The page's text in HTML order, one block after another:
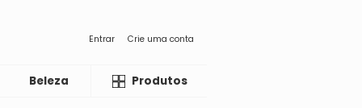
Entrar Crie uma conta
Beleza LiquidaProdutos